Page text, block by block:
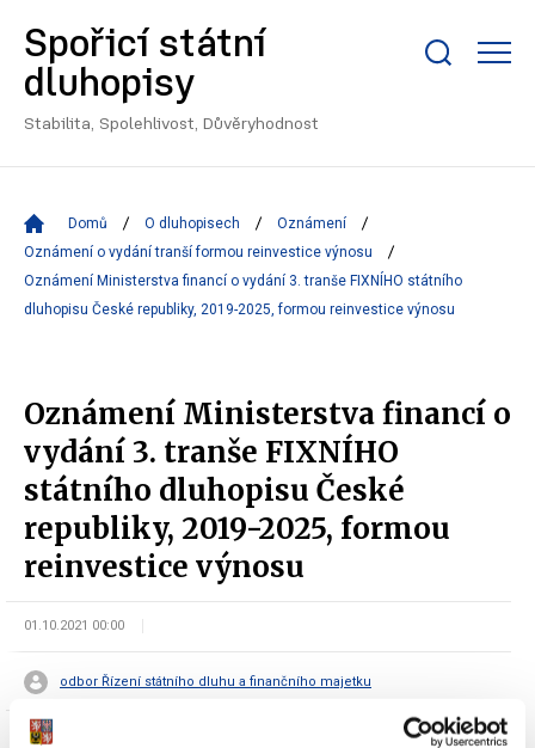
Spořicí státní
dluhopisy
Stabilita, Spolehlivost, Důvěryhodnost
Domů O dluhopisech
Oznámení
Oznámení o vydání tranší formou reinvestice výnosu
Oznámení Ministerstva financí o vydání 3. tranše FIXNÍHO státního
dluhopisu České republiky, 2019-2025, formou reinvestice výnosu
Oznámení Ministerstva financí o
vydání 3. tranše FIXNÍHO
státního dluhopisu České
republiky, 2019-2025, formou
reinvestice výnosu
01.10.2021 00:00
odbor Řízení státního dluhu a finančního majetku